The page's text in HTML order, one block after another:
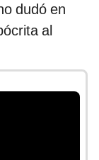
dudó en
al